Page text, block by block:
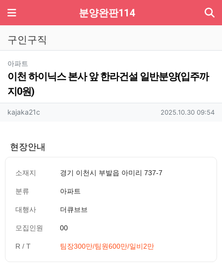
메뉴 분양완판114
구인구직
아파트
이천 하이닉스 본사 앞 한라건설 일반분양(입주까
지0원)
작성자 정보
kajaka21c 작성일
2025.10.30 09:54
현장안내
소재지 경기 이천시 부발읍 아미리 737-7
분류 아파트
대행사 더큐브브
모집인원 00
R / T 팀장300만/팀원600만/일비2만